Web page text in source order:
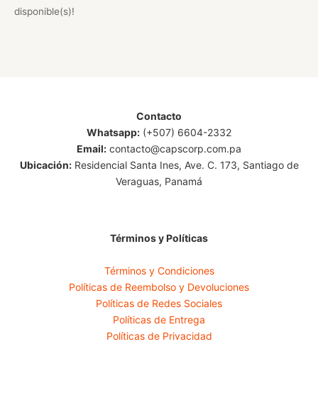
disponible(s)!
Contacto
Whatsapp: (+507) 6604-2332
Email: contacto@capscorp.com.pa
Ubicación:Residencial Santa Ines, Ave. C. 173, Santiago de
Veraguas, Panamá
Términos y Políticas
Términos y Condiciones
Políticas de Reembolso y Devoluciones
Políticas de Redes Sociales
Políticas de Entrega
Políticas de Privacidad